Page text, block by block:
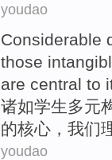
youdao
Considerable
those
are central to
诸如学生多元
的核心 ，我们
youdao